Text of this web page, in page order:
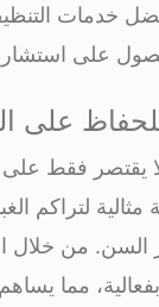
خدمات
على
فقط على
لتراكم
السن. من خلال
مما